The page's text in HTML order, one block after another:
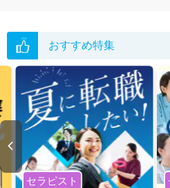
い。
おすすめ特集
セラピスト